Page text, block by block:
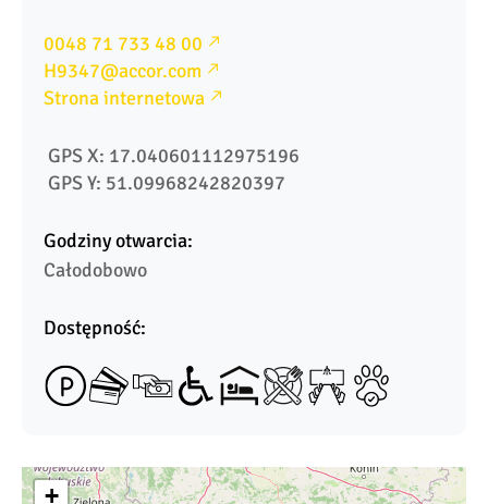
0048 71 733 48 00
H9347@accor.com
Strona internetowa
GPS X: 17.040601112975196
GPS Y: 51.09968242820397
Godziny otwarcia:
Całodobowo
Dostępność:
+